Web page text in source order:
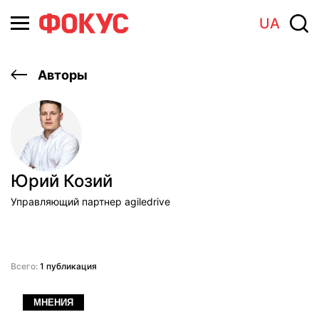
UA
Авторы
Юрий Козий
Управляющий партнер agiledrive
Всего: 1 публикация
МНЕНИЯ